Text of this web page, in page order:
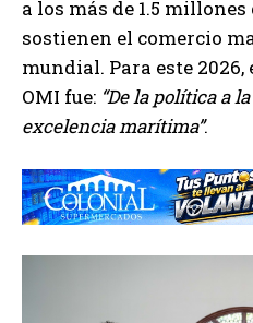
a los más de 1.5
sostienen el comercio
mundial. Para este
OMI fue: “De la política a
excelencia marítima”.